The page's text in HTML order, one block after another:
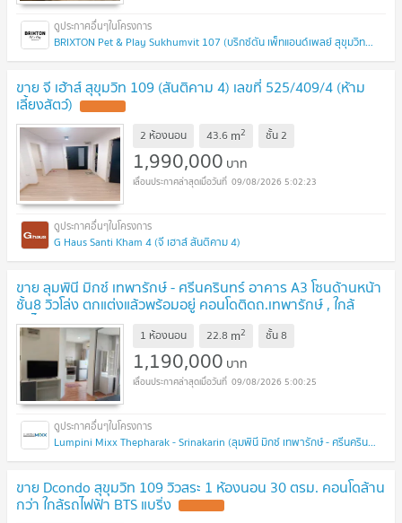
BRIXTON Pet & Play Sukhumvit 107 (บริกซ์ตัน เพ็ทแอนด์เพลย์ สุขุมวิท107)
ขาย จี เฮ้าส์ สุขุมวิท 109 (สันติคาม 4) เลขที่ 525/409/4 (ห้าม
เลี้ยงสัตว์)
2 ห้องนอน 43.6 m2 ชั้น2
1,990,000 บาท
09/08/2026 5:02:23
G Haus Santi Kham 4 (จี เฮาส์ สันติคาม 4)
ขาย ลุมพินี มิกซ์ เทพารักษ์ - ศรีนครินทร์ อาคาร A3 โซนด้านหน้า
ชั้น8 วิวโล่ง ตกแต่งแล้วพร้อมอยู่ คอนโดติดถ.เทพารักษ์ , ใกล้
รถไฟฟ้า
1 ห้องนอน 22.8 m2 ชั้น8
1,190,000 บาท
09/08/2026 5:00:25
Lumpini Mixx Thepharak - Srinakarin (ลุมพินี มิกซ์ เทพารักษ์ - ศรีนครินทร์)
ขาย Dcondo สุขุมวิท 109 วิวสระ 1 ห้องนอน 30 ตรม. คอนโดล้าน
กว่า ใกล้รถไฟฟ้า BTS แบริ่ง